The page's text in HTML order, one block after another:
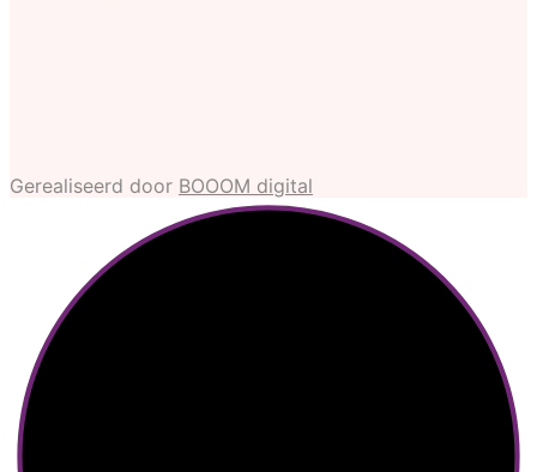
Gerealiseerd door BOOOM digital